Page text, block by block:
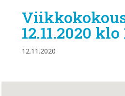
12.11.2020 klo
12.11.2020